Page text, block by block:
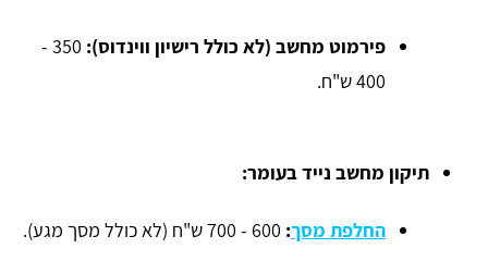
פירמוט מחשב (לא כולל רישיון ווינדוס):
350 -
400 ש"ח.
תיקון מחשב נייד בעומר:
החלפת מסך: